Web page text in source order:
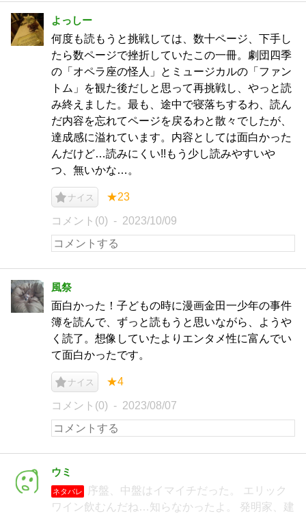
よっしー
何度も読もうと挑戦しては、数十ページ、下手し
たら数ページで挫折していたこの一冊。劇団四季
の「オペラ座の怪人」とミュージカルの「ファン
トム」を観た後だしと思って再挑戦し、やっと読
み終えました。最も、途中で寝落ちするわ、読ん
だ内容を忘れてページを戻るわと散々でしたが、
達成感に溢れています。内容としては面白かった
んだけど…読みにくい!!もう少し読みやすいや
つ、無いかな…。
ナイス ★23
コメント(0) 2023/10/09
風祭
面白かった！子どもの時に漫画金田一少年の事件
簿を読んで、ずっと読もうと思いながら、ようや
く読了。想像していたよりエンタメ性に富んでい
て面白かったです。
ナイス ★4
コメント(0) 2023/08/07
ウミ
ネタバレ
序盤、中盤はイマイチだった。 エリック
ワイン飲むんだね…知らなかったよ。 発明家、建